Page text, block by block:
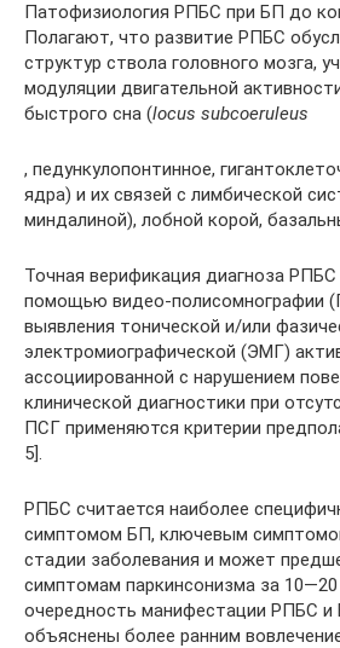
Патофизиология РПБС при БП до
Полагают, что развитие РПБС
структур ствола головного мозга,
модуляции двигательной
быстрого сна (locus subcoeruleus
, педункулопонтинное,
ядра) и их связей с лимбической
миндалиной), лобной корой,
Точная верификация диагноза РПБС
помощью видео-полисомнографии
выявления тонической и/или
электромиографической (ЭМГ)
ассоциированной с нарушением
клинической диагностики при
ПСГ применяются критерии
5].
РПБС считается наиболее
симптомом БП, ключевым
стадии заболевания и может
симптомам паркинсонизма за
очередность манифестации РПБС и
объяснены более ранним